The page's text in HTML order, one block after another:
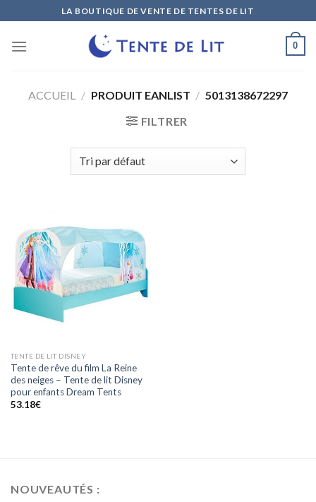
to
content
LA BOUTIQUE DE VENTE DE TENTES DE LIT
0
ACCUEIL / PRODUIT EANLIST / 5013138672297
FILTRER
TENTE DE LIT DISNEY
Tente de rêve du film La Reine
des neiges – Tente de lit Disney
pour enfants Dream Tents
53.18€
NOUVEAUTÉS :